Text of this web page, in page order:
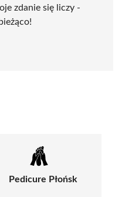
zdanie się liczy -
Pedicure Płońsk